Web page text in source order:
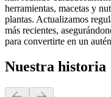
herramientas, macetas y
plantas. Actualizamos
más recientes,
para convertirte en un
Nuestra historia